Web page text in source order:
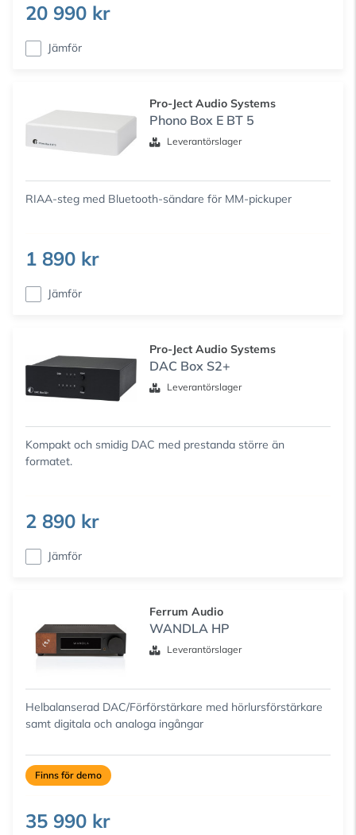
20 990 kr
Jämför
Pro-Ject Audio Systems
Phono Box E BT 5
Leverantörslager
RIAA-steg med Bluetooth-sändare för MM-pickuper
1 890 kr
Jämför
Pro-Ject Audio Systems
DAC Box S2+
Leverantörslager
Kompakt och smidig DAC med prestanda större än
formatet.
2 890 kr
Jämför
Ferrum Audio
WANDLA HP
Leverantörslager
Helbalanserad DAC/Förförstärkare med hörlursförstärkare
samt digitala och analoga ingångar
Finns för demo
35 990 kr